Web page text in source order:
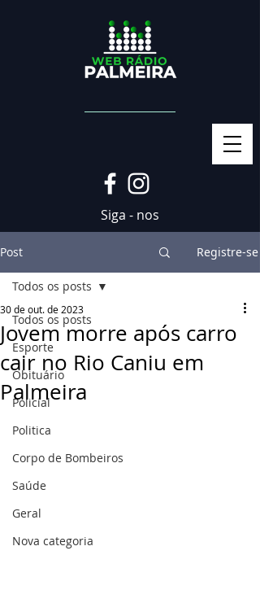
Siga - nos
Post Registre-se
Todos os posts
Esporte
Obituário
Policial
Politica
Corpo de Bombeiros
Saúde
Geral
Nova categoria
Todos os posts
Jovem morre após carro
cair no Rio Caniu em
Palmeira
30 de out. de 2023